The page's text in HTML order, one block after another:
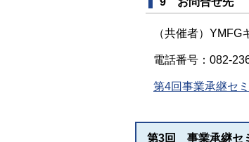
（共催者）YMFG
電話番号：082-
第4回事業承継セ
第3回 事業承継セ